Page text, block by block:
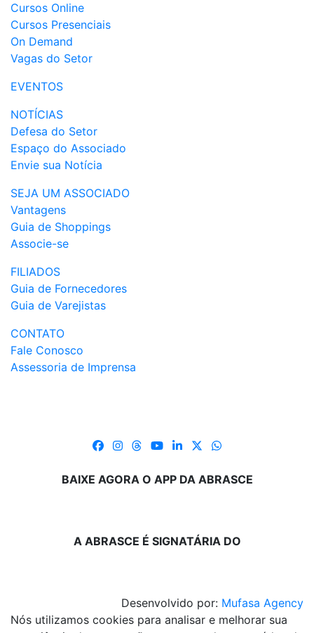
Cursos Online
Cursos Presenciais
On Demand
Vagas do Setor
EVENTOS
NOTÍCIAS
Defesa do Setor
Espaço do Associado
Envie sua Notícia
SEJA UM ASSOCIADO
Vantagens
Guia de Shoppings
Associe-se
FILIADOS
Guia de Fornecedores
Guia de Varejistas
CONTATO
Fale Conosco
Assessoria de Imprensa
BAIXE AGORA O APP DA ABRASCE
A ABRASCE É SIGNATÁRIA DO
Desenvolvido por: Mufasa Agency
Nós utilizamos cookies para analisar e melhorar sua